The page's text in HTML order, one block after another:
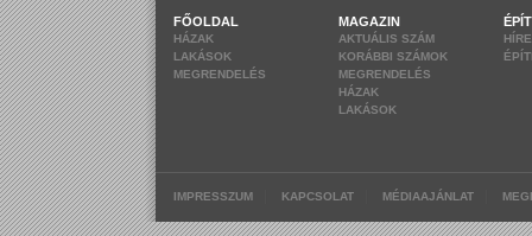
FŐOLDAL
HÁZAK
LAKÁSOK
MEGRENDELÉS
MAGAZIN
AKTUÁLIS SZÁM
KORÁBBI SZÁMOK
MEGRENDELÉS
HÁZAK
LAKÁSOK
IMPRESSZUM KAPCSOLAT MÉDIAAJÁNLAT